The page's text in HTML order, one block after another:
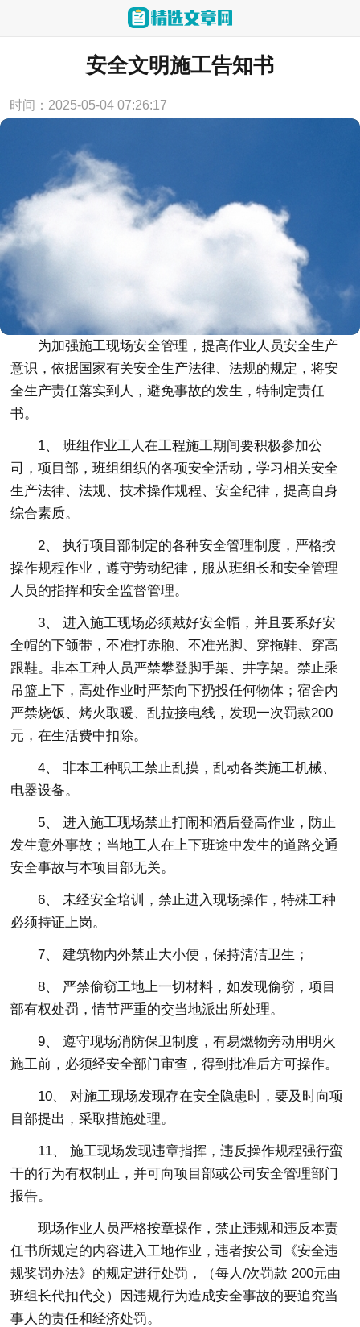
当前位置： 首页 > 企业文化
安全文明施工告知书
时间：2025-05-04 07:26:17
为加强施工现场安全管理，提高作业人员安全生产
意识，依据国家有关安全生产法律、法规的规定，将安
全生产责任落实到人，避免事故的发生，特制定责任
书。
1、 班组作业工人在工程施工期间要积极参加公
司，项目部，班组组织的各项安全活动，学习相关安全
生产法律、法规、技术操作规程、安全纪律，提高自身
综合素质。
2、 执行项目部制定的各种安全管理制度，严格按
操作规程作业，遵守劳动纪律，服从班组长和安全管理
人员的指挥和安全监督管理。
3、 进入施工现场必须戴好安全帽，并且要系好安
全帽的下颌带，不准打赤胞、不准光脚、穿拖鞋、穿高
跟鞋。非本工种人员严禁攀登脚手架、井字架。禁止乘
吊篮上下，高处作业时严禁向下扔投任何物体；宿舍内
严禁烧饭、烤火取暖、乱拉接电线，发现一次罚款200
元，在生活费中扣除。
4、 非本工种职工禁止乱摸，乱动各类施工机械、
电器设备。
5、 进入施工现场禁止打闹和酒后登高作业，防止
发生意外事故；当地工人在上下班途中发生的道路交通
安全事故与本项目部无关。
6、 未经安全培训，禁止进入现场操作，特殊工种
必须持证上岗。
7、 建筑物内外禁止大小便，保持清洁卫生；
8、 严禁偷窃工地上一切材料，如发现偷窃，项目
部有权处罚，情节严重的交当地派出所处理。
9、 遵守现场消防保卫制度，有易燃物旁动用明火
施工前，必须经安全部门审查，得到批准后方可操作。
10、 对施工现场发现存在安全隐患时，要及时向项
目部提出，采取措施处理。
11、 施工现场发现违章指挥，违反操作规程强行蛮
干的行为有权制止，并可向项目部或公司安全管理部门
报告。
现场作业人员严格按章操作，禁止违规和违反本责
任书所规定的内容进入工地作业，违者按公司《安全违
规奖罚办法》的规定进行处罚，（每人/次罚款 200元由
班组长代扣代交）因违规行为造成安全事故的要追究当
事人的责任和经济处罚。